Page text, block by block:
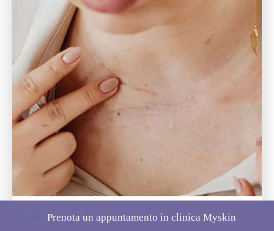
MALATTIEPrenota un appuntamento in clinica Myskin